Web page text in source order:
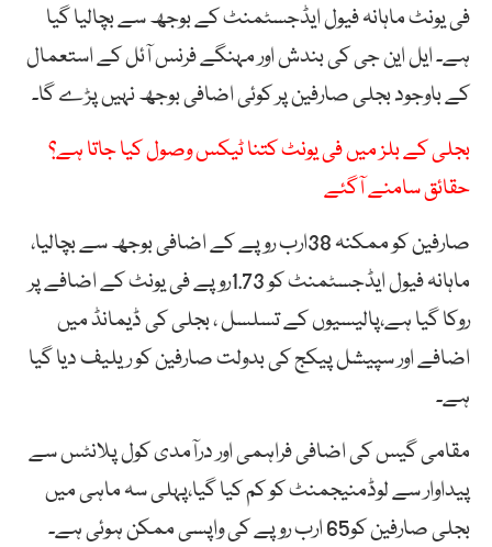
فی یونٹ ماہانہ فیول ایڈجسٹمنٹ کے بوجھ سے بچالیا گیا
ہے۔ ایل این جی کی بندش اور مہنگے فرنس آئل کے استعمال
کے باوجود بجلی صارفین پر کوئی اضافی بوجھ نہیں پڑے گا۔
بجلی کے بلز میں فی یونٹ کتنا ٹیکس وصول کیا جاتا ہے؟
حقائق سامنے آگئے
صارفین کو ممکنہ 38ارب روپے کے اضافی بوجھ سے بچالیا،
ماہانہ فیول ایڈجسٹمنٹ کو 1.73روپے فی یونٹ کے اضافے پر
روکا گیا ہے،پالیسیوں کے تسلسل ، بجلی کی ڈیمانڈ میں
اضافے اور سپیشل پیکج کی بدولت صارفین کو ریلیف دیا گیا
ہے۔
مقامی گیس کی اضافی فراہمی اور درآمدی کول پلانٹس سے
پیداوار سے لوڈمنیجمنٹ کو کم کیا گیا،پہلی سہ ماہی میں
بجلی صارفین کو65 ارب روپے کی واپسی ممکن ہوئی ہے۔